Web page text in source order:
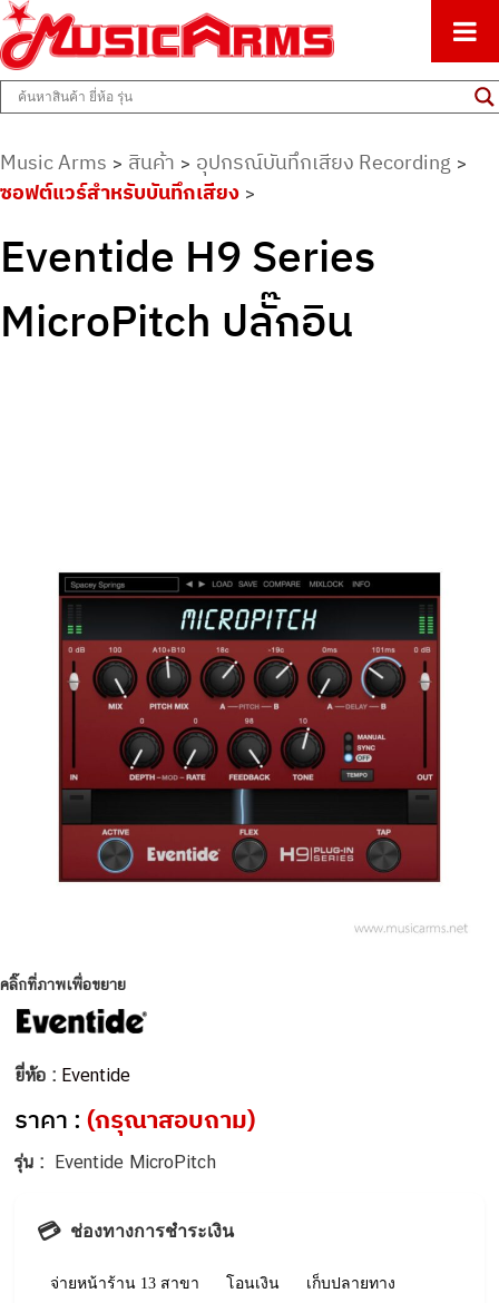
Music Arms
ศูนย์รวมครื่องดนตรีทุกชนิด ตั้งแต่เริ่มต้นถึงมืออาชีพ
Music Arms > สินค้า > อุปกรณ์บันทึกเสียง Recording >
ซอฟต์แวร์สำหรับบันทึกเสียง >
Eventide H9 Series
MicroPitch ปลั๊กอิน
คลิ๊กที่ภาพเพื่อขยาย
ยี่ห้อ : Eventide
ราคา :(กรุณาสอบถาม)
รุ่น : Eventide MicroPitch
💳 ช่องทางการชำระเงิน
จ่ายหน้าร้าน 13 สาขา โอนเงิน เก็บปลายทาง